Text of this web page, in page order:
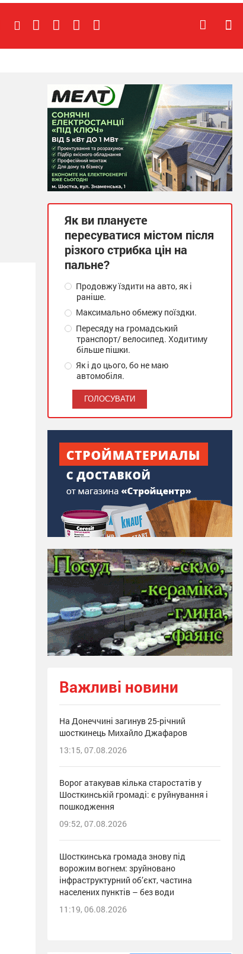
Як ви плануєте
пересуватися містом після
різкого стрибка цін на
пальне?
Продовжу їздити на авто, як і
раніше.
Максимально обмежу поїздки.
Пересяду на громадський
транспорт/ велосипед. Ходитиму
більше пішки.
Як і до цього, бо не маю
автомобіля.
Важливі новини
На Донеччині загинув 25-річний
шосткинець Михайло Джафаров
13:15, 07.08.2026
Ворог атакував кілька старостатів у
Шосткинській громаді: є руйнування і
пошкодження
09:52, 07.08.2026
Шосткинська громада знову під
ворожим вогнем: зруйновано
інфраструктурний об’єкт, частина
населених пунктів – без води
11:19, 06.08.2026